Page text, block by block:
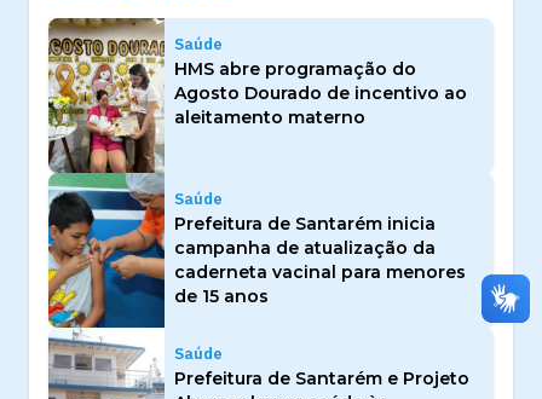
Saúde
HMS abre programação do
Agosto Dourado de incentivo ao
aleitamento materno
Saúde
Prefeitura de Santarém inicia
campanha de atualização da
caderneta vacinal para menores
de 15 anos
Saúde
Prefeitura de Santarém e Projeto